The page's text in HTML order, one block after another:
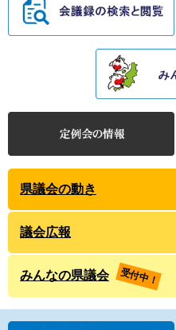
県議会の動き
議会広報
みんなの県議会 受付中！